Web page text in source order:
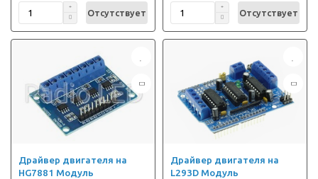
Отсутствует Отсутствует
Драйвер двигателя на
HG7881 Модуль
Драйвер двигателя на
L293D Модуль